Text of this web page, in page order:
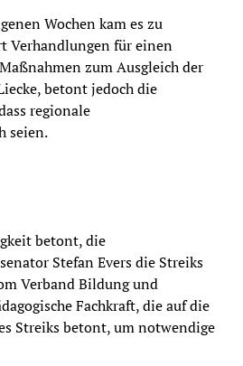
Wochen kam es zu
Verhandlungen für einen
zum Ausgleich der
betont jedoch die
regionale
seien.
betont, die
Stefan Evers die Streiks
Verband Bildung und
Fachkraft, die auf die
Streiks betont, um notwendige